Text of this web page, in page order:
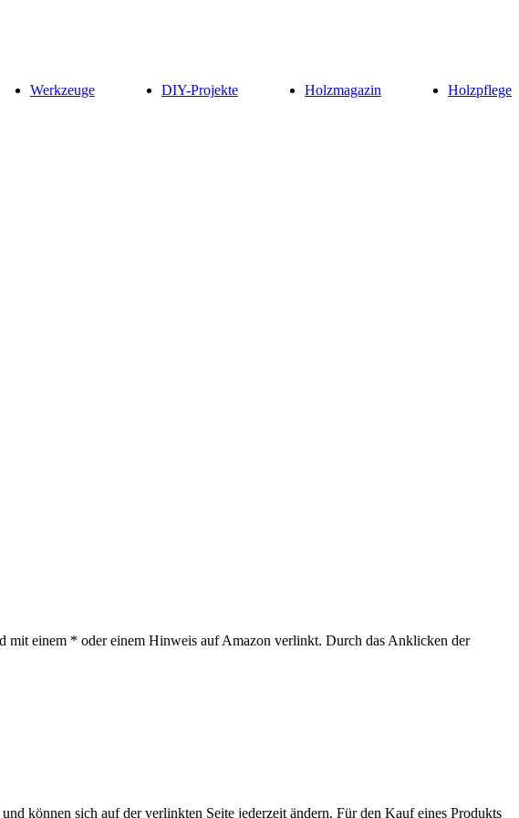
Werkzeuge DIY-Projekte Holzmagazin
Holzpflege
mit einem * oder einem Hinweis auf Amazon verlinkt. Durch das Anklicken der
können sich auf der verlinkten Seite jederzeit ändern. Für den Kauf eines Produkts